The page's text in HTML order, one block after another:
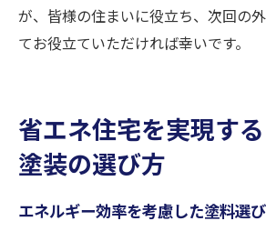
が、皆様の住まいに役立ち、次回の
てお役立ていただければ幸いです。
省エネ住宅を実現す
塗装の選び方
エネルギー効率を考慮した塗料選